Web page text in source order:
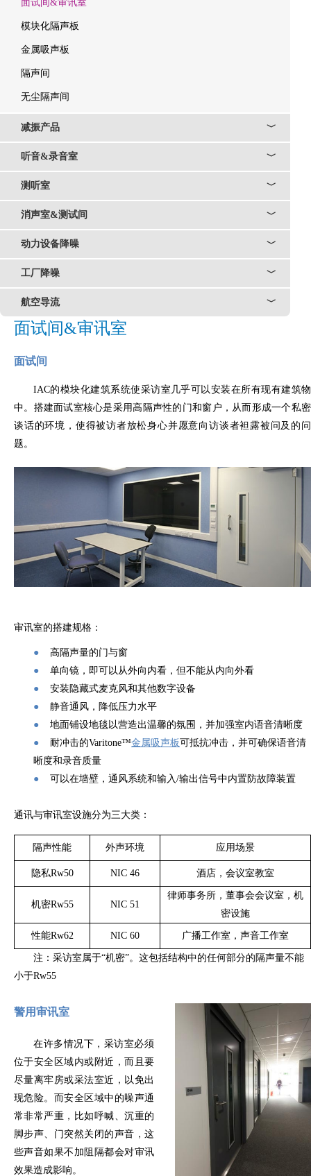
面试间&审讯室
模块化隔声板
金属吸声板
隔声间
无尘隔声间
﹀
减振产品
﹀
听音&录音室
﹀
测听室
﹀
消声室&测试间
﹀
动力设备降噪
﹀
工厂降噪
﹀
航空导流
面试间&审讯室
面试间
IAC的模块化建筑系统使采访室几乎可以安装在所有现有建筑物
中。搭建面试室核心是采用高隔声性的门和窗户，从而形成一个私密
谈话的环境，使得被访者放松身心并愿意向访谈者袒露被问及的问
题。
审讯室的搭建规格：
● 高隔声量的门与窗
● 单向镜，即可以从外向内看，但不能从内向外看
● 安装隐藏式麦克风和其他数字设备
● 静音通风，降低压力水平
● 地面铺设地毯以营造出温馨的氛围，并加强室内语音清晰度
● 耐冲击的Varitone™金属吸声板可抵抗冲击，并可确保语音清
晰度和录音质量
● 可以在墙壁，通风系统和输入/输出信号中内置防故障装置
通讯与审讯室设施分为三大类：
隔声性能 外声环境 应用场景
隐私Rw50 NIC 46 酒店，会议室教室
机密Rw55 NIC 51
律师事务所，董事会会议室，机
密设施
性能Rw62 NIC 60 广播工作室，声音工作室
注：采访室属于“机密”。这包括结构中的任何部分的隔声量不能
小于Rw55
警用审讯室
在许多情况下，采访室必须
位于安全区域内或附近，而且要
尽量离牢房或采法室近，以免出
现危险。而安全区域中的噪声通
常非常严重，比如呼喊、沉重的
脚步声、门突然关闭的声音，这
些声音如果不加阻隔都会对审讯
效果造成影响。